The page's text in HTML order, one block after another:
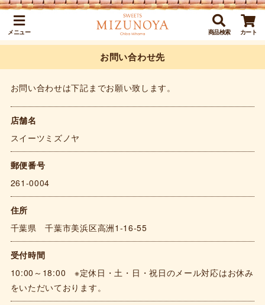
メニュー 商品検索 カート
お問い合わせ先
お問い合わせは下記までお願い致します。
店舗名
スイーツミズノヤ
郵便番号
261-0004
住所
千葉県 千葉市美浜区高洲1-16-55
受付時間
10:00～18:00 ※定休日・土・日・祝日のメール対応はお休み
をいただいております。